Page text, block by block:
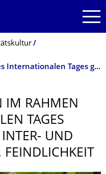
Veranstaltungen im Rahmen des Internationalen Tages gegen Homo-, Bi-, Inter- und Transphobie bzw. Feindlichkeit
IM RAHMEN
TAGES
UND